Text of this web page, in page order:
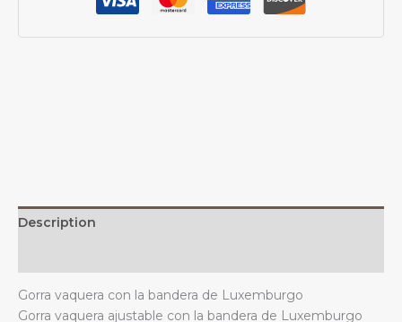
quantity
Description
Gorra vaquera con la bandera de Luxemburgo
Gorra vaquera ajustable con la bandera de Luxemburgo